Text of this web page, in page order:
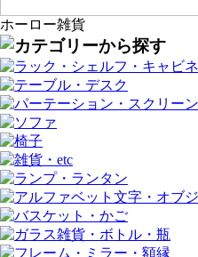
ホーロー雑貨